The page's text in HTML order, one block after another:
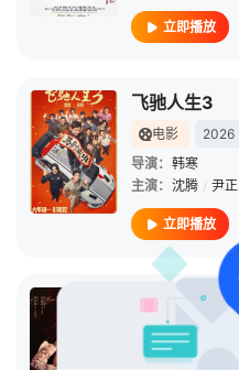
立即播放
飞驰人生3
电影 2026
导演： 韩寒
主演： 沈腾 / 尹正
立即播放
回廊亭2022
连续剧
导演：李雅弢